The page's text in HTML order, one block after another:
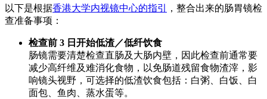
以下是根据香港大学内视镜中心的指引
，整合出来的肠胃镜检
查准备事项：
检查前 3 日开始低渣／低纤饮食
肠镜需要清楚检查直肠及大肠内壁，因此检查前通常要
减少高纤维及难消化食物，以免肠道残留食物渣滓，影
响镜头视野，可选择的低渣饮食包括：白粥、白饭、白
面包、鱼肉、蒸水蛋等。